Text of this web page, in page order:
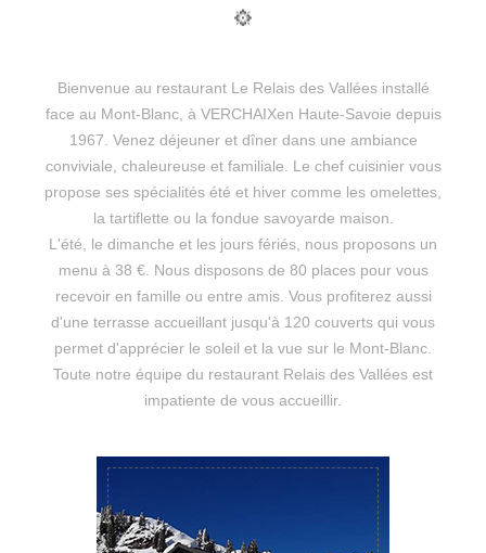
Bienvenue au restaurant Le Relais des Vallées installé
face au Mont-Blanc, à VERCHAIXen Haute-Savoie depuis
1967. Venez déjeuner et dîner dans une ambiance
conviviale, chaleureuse et familiale. Le chef cuisinier vous
propose ses spécialités été et hiver comme les omelettes,
la tartiflette ou la fondue savoyarde maison.
L'été, le dimanche et les jours fériés, nous proposons un
menu à 38 €. Nous disposons de 80 places pour vous
recevoir en famille ou entre amis. Vous profiterez aussi
d'une terrasse accueillant jusqu'à 120 couverts qui vous
permet d'apprécier le soleil et la vue sur le Mont-Blanc.
Toute notre équipe du restaurant Relais des Vallées est
impatiente de vous accueillir.